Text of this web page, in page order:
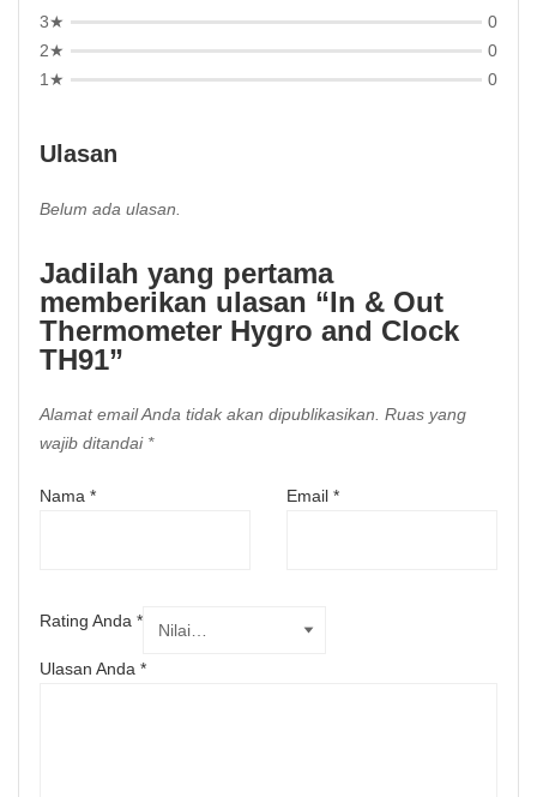
3★
0
2★
0
1★
0
Ulasan
Belum ada ulasan.
Jadilah yang pertama
memberikan ulasan “In & Out
Thermometer Hygro and Clock
TH91”
Alamat email Anda tidak akan dipublikasikan. Ruas yang
wajib ditandai *
Nama * Email *
Rating Anda *
Ulasan Anda *